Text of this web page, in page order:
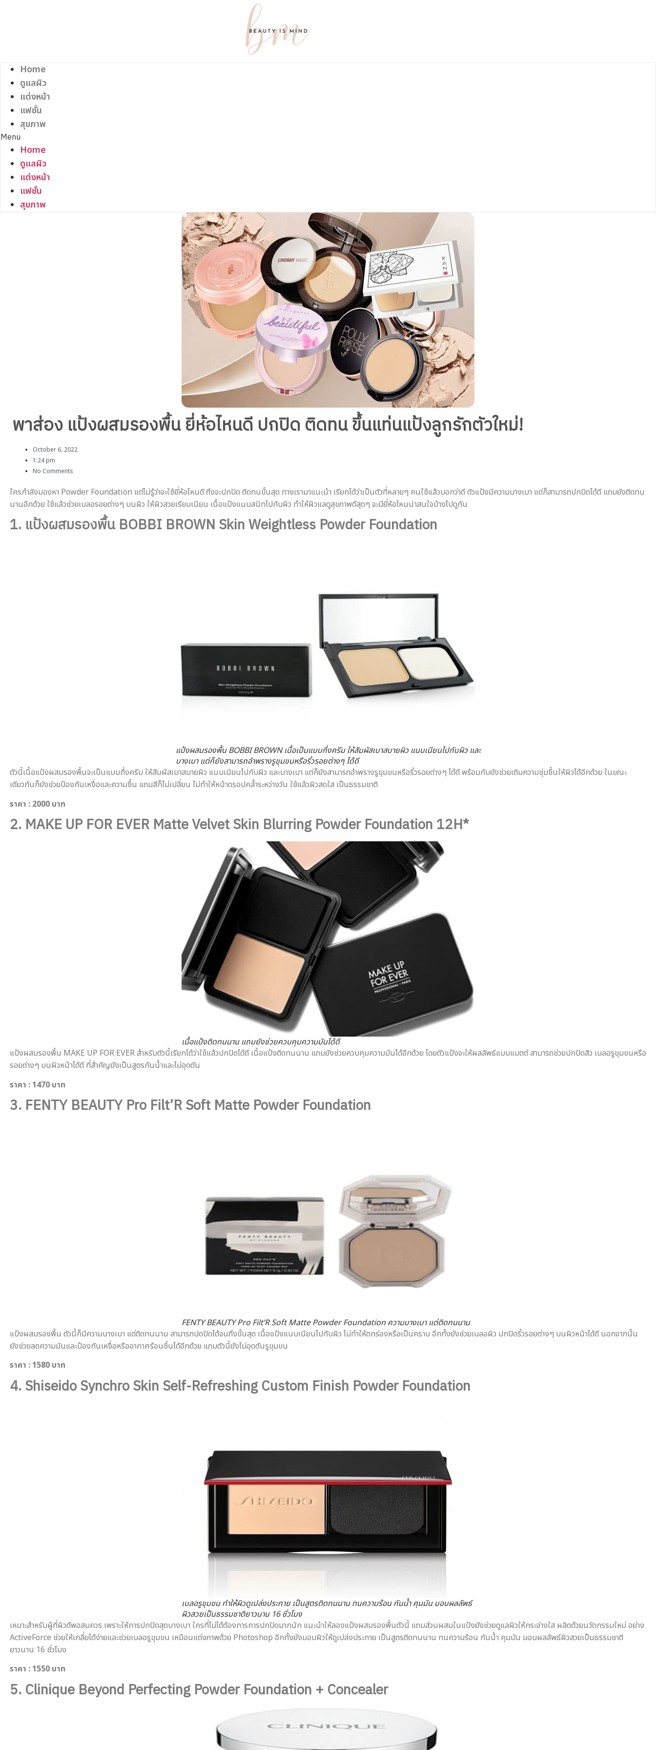
Home
ดูแลผิว
แต่งหน้า
แฟชั่น
สุขภาพ
Menu
Home
ดูแลผิว
แต่งหน้า
แฟชั่น
สุขภาพ
พาส่อง แป้งผสมรองพื้น ยี่ห้อไหนดี ปกปิด ติดทน ขึ้นแท่นแป้งลูกรักตัวใหม่!
October 6, 2022
1:24 pm
No Comments
ใครกำลังมองหา Powder Foundation แต่ไม่รู้ว่าจะใช้ยี่ห้อไหนดี ถึงจะปกปิด ติดทนขั้นสุด ทางเรามาแนะนำ เรียกได้ว่าเป็นตัวที่หลายๆ คนใช้แล้วบอกว่าดี ตัวแป้งมีความบางเบา แต่ก็สามารถปกปิดได้ดี แถมยังติดทน
นานอีกด้วย ใช้แล้วช่วยเบลอรอยต่างๆ บนผิว ให้ผิวสวยเรียบเนียน เนื้อแป้งแนบสนิทไปกับผิว ทำให้ผิวแลดูสุขภาพดีสุดๆ จะมียี่ห้อไหนน่าสนใจบ้างไปดูกัน
1. แป้งผสมรองพื้น BOBBI BROWN Skin Weightless Powder Foundation
แป้งผสมรองพื้น BOBBI BROWN เนื้อเป็นแบบกึ่งครีม ให้สัมผัสเบาสบายผิว แนบเนียนไปกับผิว และ
บางเบา แต่ก็ยังสามารถอำพรางรูขุมขนหรือริ้วรอยต่างๆ ได้ดี
ตัวนี้เนื้อแป้งผสมรองพื้นจะเป็นแบบกึ่งครีม ให้สัมผัสเบาสบายผิว แนบเนียนไปกับผิว และบางเบา แต่ก็ยังสามารถอำพรางรูขุมขนหรือริ้วรอยต่างๆ ได้ดี พร้อมกับยังช่วยเติมความชุ่มชื้นให้ผิวได้อีกด้วย ในขณะ
เดียวกันก็ยังช่วยป้องกันเหงื่อและความชื้น แถมสีก็ไม่เปลี่ยน ไม่ทำให้หน้าดรอปคล้ำระหว่างวัน ใช้แล้วผิวสดใส เป็นธรรมชาติ
ราคา : 2000 บาท
2. MAKE UP FOR EVER Matte Velvet Skin Blurring Powder Foundation 12H*
เนื้อแป้งติดทนนาน แถมยังช่วยควบคุมความมันได้ดี
แป้งผสมรองพื้น MAKE UP FOR EVER สำหรับตัวนี้เรียกได้ว่าใช้แล้วปกปิดได้ดี เนื้อแป้งติดทนนาน แถมยังช่วยควบคุมความมันได้อีกด้วย โดยตัวแป้งจะให้ผลลัพธ์แบบแมตต์ สามารถช่วยปกปิดสิว เบลอรูขุมขนหรือ
รอยต่างๆ บนผิวหน้าได้ดี ที่สำคัญยังเป็นสูตรกันน้ำและไม่อุดตัน
ราคา : 1470 บาท
3. FENTY BEAUTY Pro Filt’R Soft Matte Powder Foundation
FENTY BEAUTY Pro Filt’R Soft Matte Powder Foundation ความบางเบา แต่ติดทนนาน
แป้งผสมรองพื้น ตัวนี้ก็มีความบางเบา แต่ติดทนนาน สามารถปดปิดได้จนถึงขั้นสุด เนื้อแป้งแนบเนียนไปกับผิว ไม่ทำให้ตกร่องหรือเป็นคราบ อีกทั้งยังช่วยเบลอผิว ปกปิดริ้วรอยต่างๆ บนผิวหน้าได้ดี นอกจากนั้น
ยังช่วยลดความมันและป้องกันเหงื่อหรืออากาศร้อนชิ้นได้อีกด้วย แถมตัวนี้ยังไม่อุดตันรูขุมขน
ราคา : 1580 บาท
4.Shiseido Synchro Skin Self-Refreshing Custom Finish Powder Foundation
เบลอรูขุมขน ทำให้ผิวดูเปล่งประกาย เป็นสูตรติดทนนาน ทนความร้อน กันน้ำ คุมมัน มอบผลลัพธ์
ผิวสวยเป็นธรรมชาติยาวนาน 16 ชั่วโมง
เหมาะสำหรับผู้ที่ผิวดีพอสมควร เพราะให้การปกปิดสุดบางเบา ใครที่ไม่ได้ต้องการการปกปิดมากนัก แนะนำให้ลองแป้งผสมรองพื้นตัวนี้ แถมส่วนผสมในแป้งยังช่วยดูแลผิวให้กระจ่างใส ผลิตด้วยนวัตกรรมใหม่ อย่าง
ActiveForce ช่วยให้เกลี่ยได้ง่ายและช่วยเบลอรูขุมขน เหมือนแต่งภาพด้วย Photoshop อีกทั้งยังมอบผิวให้ดูเปล่งประกาย เป็นสูตรติดทนนาน ทนความร้อน กันน้ำ คุมมัน มอบผลลัพธ์ผิวสวยเป็นธรรมชาติ
ยาวนาน 16 ชั่วโมง
ราคา : 1550 บาท
5. Clinique Beyond Perfecting Powder Foundation + Concealer